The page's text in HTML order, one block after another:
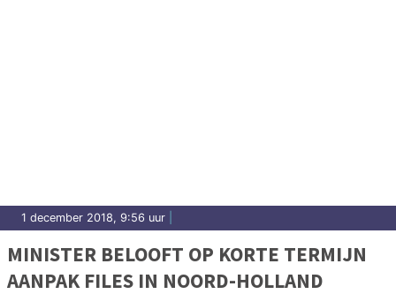
1 december 2018, 9:56 uur
MINISTER BELOOFT OP KORTE TERMIJN
AANPAK FILES IN NOORD-HOLLAND